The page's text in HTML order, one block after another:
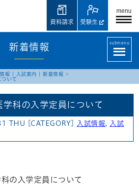
menu
受験生
資料請求
新着情報 submenu
報 入試案内
新着情報
いて
科の入学定員について
THU [CATEGORY] 入試情報,
入試
の入学定員について